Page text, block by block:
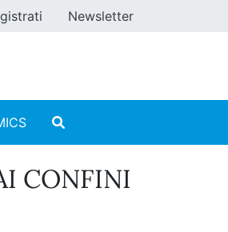
Newsletter
CONFINI